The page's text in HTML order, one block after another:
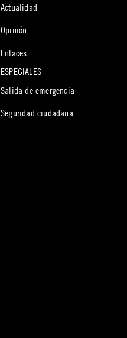
Actualidad
Opinión
Enlaces
ESPECIALES
Salida de emergencia
Seguridad ciudadana